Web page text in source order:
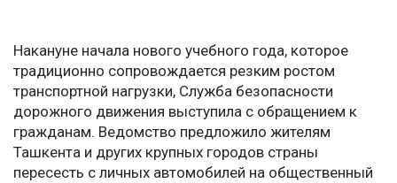
Накануне начала нового учебного года, которое
традиционно сопровождается резким ростом
транспортной нагрузки, Служба безопасности
дорожного движения выступила с обращением к
гражданам. Ведомство предложило жителям
Ташкента и других крупных городов страны
пересесть с личных автомобилей на общественный